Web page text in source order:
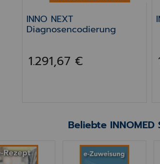
INNO NEXT
Diagnosencodierung
1.291,67 €
Beliebte
Rezept HAPO INNO e-Zuweisung